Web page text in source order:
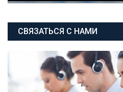
СВЯЗАТЬСЯ С НАМИ